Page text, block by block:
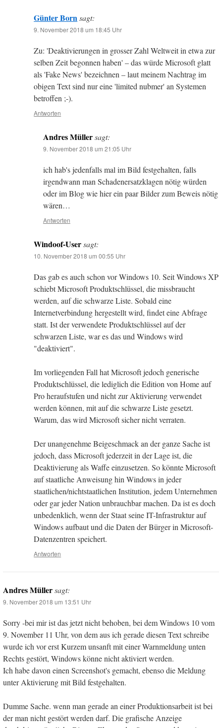
Günter Bornsagt:
9. November 2018 um 18:45 Uhr
Zu: 'Deaktivierungen in grosser Zahl Weltweit in etwa zur
selben Zeit begonnen haben' – das würde Microsoft glatt
als 'Fake News' bezeichnen – laut meinem Nachtrag im
obigen Text sind nur eine 'limited nubmer' an Systemen
betroffen ;-).
Antworten
Andres Müllersagt:
9. November 2018 um 21:05 Uhr
ich hab's jedenfalls mal im Bild festgehalten, falls
irgendwann man Schadenersatzklagen nötig würden
oder im Blog wie hier ein paar Bilder zum Beweis nötig
wären…
Antworten
Windoof-Usersagt:
10. November 2018 um 00:55 Uhr
Das gab es auch schon vor Windows 10. Seit Windows XP
schiebt Microsoft Produktschlüssel, die missbraucht
werden, auf die schwarze Liste. Sobald eine
Internetverbindung hergestellt wird, findet eine Abfrage
statt. Ist der verwendete Produktschlüssel auf der
schwarzen Liste, war es das und Windows wird
"deaktiviert".
Im vorliegenden Fall hat Microsoft jedoch generische
Produktschlüssel, die lediglich die Edition von Home auf
Pro heraufstufen und nicht zur Aktivierung verwendet
werden können, mit auf die schwarze Liste gesetzt.
Warum, das wird Microsoft sicher nicht verraten.
Der unangenehme Beigeschmack an der ganze Sache ist
jedoch, dass Microsoft jederzeit in der Lage ist, die
Deaktivierung als Waffe einzusetzen. So könnte Microsoft
auf staatliche Anweisung hin Windows in jeder
staatlichen/nichtstaatlichen Institution, jedem Unternehmen
oder gar jeder Nation unbrauchbar machen. Da ist es doch
unbedenklich, wenn der Staat seine IT-Infrastruktur auf
Windows aufbaut und die Daten der Bürger in Microsoft-
Datenzentren speichert.
Antworten
Andres Müllersagt:
9. November 2018 um 13:51 Uhr
Sorry -bei mir ist das jetzt nicht behoben, bei dem Windows 10 vom
9. November 11 Uhr, von dem aus ich gerade diesen Text schreibe
wurde ich vor erst Kurzem unsanft mit einer Warnmeldung unten
Rechts gestört, Windows könne nicht aktiviert werden.
Ich habe davon einen Screenshot's gemacht, ebenso die Meldung
unter Aktivierung mit Bild festgehalten.
Dumme Sache. wenn man gerade an einer Produktionsarbeit ist bei
der man nicht gestört werden darf. Die grafische Anzeige